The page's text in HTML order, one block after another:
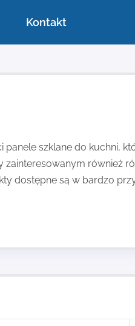
Kontakt
panele szklane do kuchni,
zainteresowanym również
dostępne są w bardzo